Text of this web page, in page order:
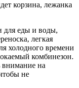
корзина, лежанка
для еды и воды,
легкая
холодного времени
комбинезон.
внимание на
не